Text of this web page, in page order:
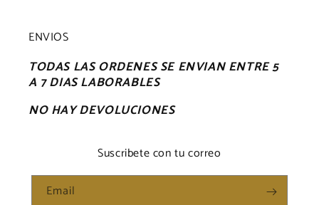
ENVIOS
TODAS LAS ORDENES SE ENVIAN ENTRE 5
A 7 DIAS LABORABLES
NO HAY DEVOLUCIONES
Suscribete con tu correo
Email